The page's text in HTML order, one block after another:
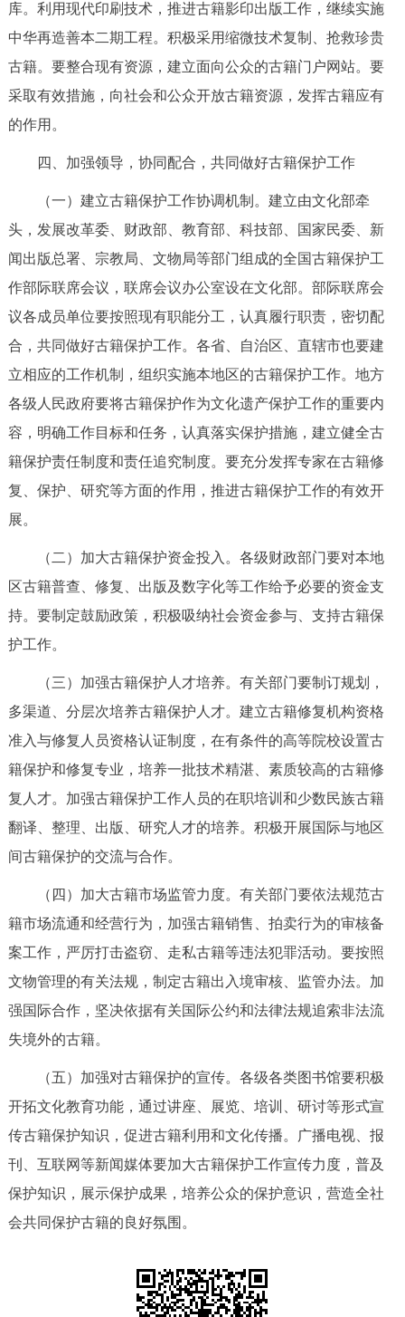
库。利用现代印刷技术，推进古籍影印出版工作，继续实施
中华再造善本二期工程。积极采用缩微技术复制、抢救珍贵
古籍。要整合现有资源，建立面向公众的古籍门户网站。要
采取有效措施，向社会和公众开放古籍资源，发挥古籍应有
的作用。
四、加强领导，协同配合，共同做好古籍保护工作
（一）建立古籍保护工作协调机制。建立由文化部牵
头，发展改革委、财政部、教育部、科技部、国家民委、新
闻出版总署、宗教局、文物局等部门组成的全国古籍保护工
作部际联席会议，联席会议办公室设在文化部。部际联席会
议各成员单位要按照现有职能分工，认真履行职责，密切配
合，共同做好古籍保护工作。各省、自治区、直辖市也要建
立相应的工作机制，组织实施本地区的古籍保护工作。地方
各级人民政府要将古籍保护作为文化遗产保护工作的重要内
容，明确工作目标和任务，认真落实保护措施，建立健全古
籍保护责任制度和责任追究制度。要充分发挥专家在古籍修
复、保护、研究等方面的作用，推进古籍保护工作的有效开
展。
（二）加大古籍保护资金投入。各级财政部门要对本地
区古籍普查、修复、出版及数字化等工作给予必要的资金支
持。要制定鼓励政策，积极吸纳社会资金参与、支持古籍保
护工作。
（三）加强古籍保护人才培养。有关部门要制订规划，
多渠道、分层次培养古籍保护人才。建立古籍修复机构资格
准入与修复人员资格认证制度，在有条件的高等院校设置古
籍保护和修复专业，培养一批技术精湛、素质较高的古籍修
复人才。加强古籍保护工作人员的在职培训和少数民族古籍
翻译、整理、出版、研究人才的培养。积极开展国际与地区
间古籍保护的交流与合作。
（四）加大古籍市场监管力度。有关部门要依法规范古
籍市场流通和经营行为，加强古籍销售、拍卖行为的审核备
案工作，严厉打击盗窃、走私古籍等违法犯罪活动。要按照
文物管理的有关法规，制定古籍出入境审核、监管办法。加
强国际合作，坚决依据有关国际公约和法律法规追索非法流
失境外的古籍。
（五）加强对古籍保护的宣传。各级各类图书馆要积极
开拓文化教育功能，通过讲座、展览、培训、研讨等形式宣
传古籍保护知识，促进古籍利用和文化传播。广播电视、报
刊、互联网等新闻媒体要加大古籍保护工作宣传力度，普及
保护知识，展示保护成果，培养公众的保护意识，营造全社
会共同保护古籍的良好氛围。